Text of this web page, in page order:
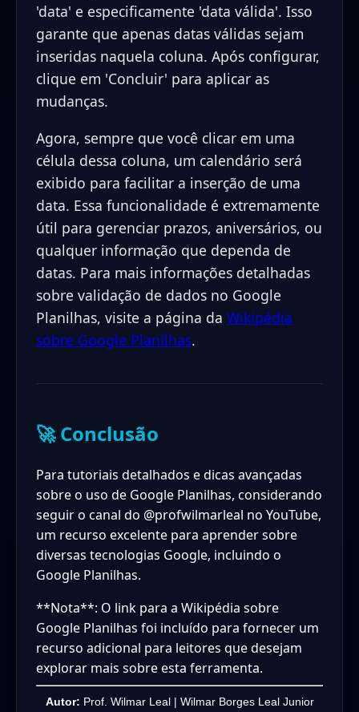
'data' e especificamente 'data válida'. Isso
garante que apenas datas válidas sejam
inseridas naquela coluna. Após configurar,
clique em 'Concluir' para aplicar as
mudanças.
Agora, sempre que você clicar em uma
célula dessa coluna, um calendário será
exibido para facilitar a inserção de uma
data. Essa funcionalidade é extremamente
útil para gerenciar prazos, aniversários, ou
qualquer informação que dependa de
datas. Para mais informações detalhadas
sobre validação de dados no Google
Planilhas, visite a página da Wikipédia
sobre Google Planilhas.
🚀 Conclusão
Para tutoriais detalhados e dicas avançadas
sobre o uso de Google Planilhas, considerando
seguir o canal do @profwilmarleal no YouTube,
um recurso excelente para aprender sobre
diversas tecnologias Google, incluindo o
Google Planilhas.
**Nota**: O link para a Wikipédia sobre
Google Planilhas foi incluído para fornecer um
recurso adicional para leitores que desejam
explorar mais sobre esta ferramenta.
Autor: Prof. Wilmar Leal | Wilmar Borges Leal Junior